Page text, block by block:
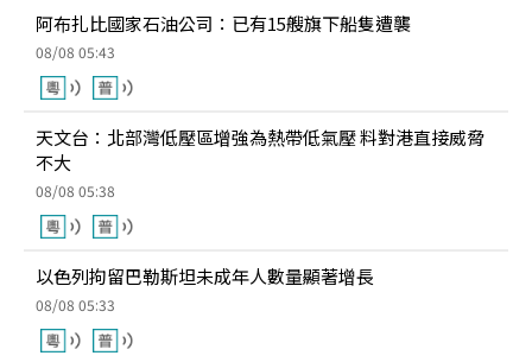
阿布扎比國家石油公司：已有15艘旗下船隻遭襲
08/08 05:43
天文台：北部灣低壓區增強為熱帶低氣壓 料對港直接威脅
不大
08/08 05:38
以色列拘留巴勒斯坦未成年人數量顯著增長
08/08 05:33